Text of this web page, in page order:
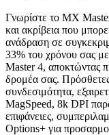
Γνωρίστε το MX
και ακρίβεια που
ανάδραση σε
33% του χρόνου σας
Master 4, αποκτώντας
δρομέα σας.
συνδεσιμότητα,
MagSpeed, 8k DPI
επιφάνειες,
Options+ για